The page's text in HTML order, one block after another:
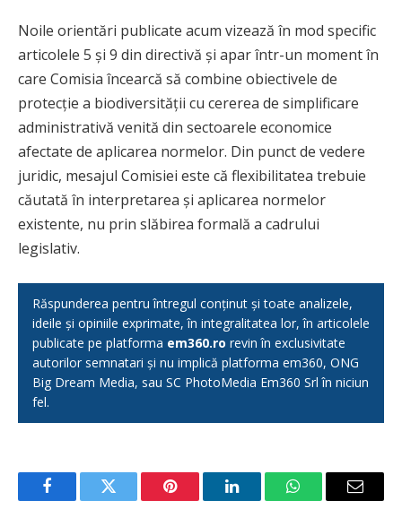
Noile orientări publicate acum vizează în mod specific
articolele 5 și 9 din directivă și apar într-un moment în
care Comisia încearcă să combine obiectivele de
protecție a biodiversității cu cererea de simplificare
administrativă venită din sectoarele economice
afectate de aplicarea normelor. Din punct de vedere
juridic, mesajul Comisiei este că flexibilitatea trebuie
căutată în interpretarea și aplicarea normelor
existente, nu prin slăbirea formală a cadrului
legislativ.
Răspunderea pentru întregul conținut și toate analizele,
ideile și opiniile exprimate, în integralitatea lor, în articolele
publicate pe platforma em360.ro revin în exclusivitate
autorilor semnatari și nu implică platforma em360, ONG
Big Dream Media, sau SC PhotoMedia Em360 Srl în niciun
fel.
FacebookTwitter Pinterest LinkedInWhatsAppEmail